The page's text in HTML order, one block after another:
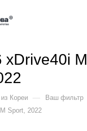
xDrive40i M
Кореи — Ваш фильтр
Sport, 2022